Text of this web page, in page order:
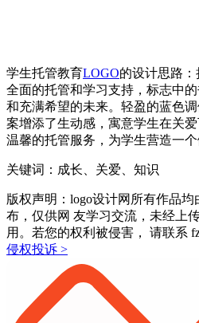
学生托管教育LOGO的设计思路
全面的托管和学习支持，标志中
和充满希望的未来。轻盈的蓝色
案增添了生动感，寓意学生在关
温馨的托管服务，为学生营造一个
关键词：成长、关爱、知识
版权声明：logo设计网所有作品
布，仅供网 友学习交流，未经上
用。若您的权利被侵害， 请联系
侵权投诉 >